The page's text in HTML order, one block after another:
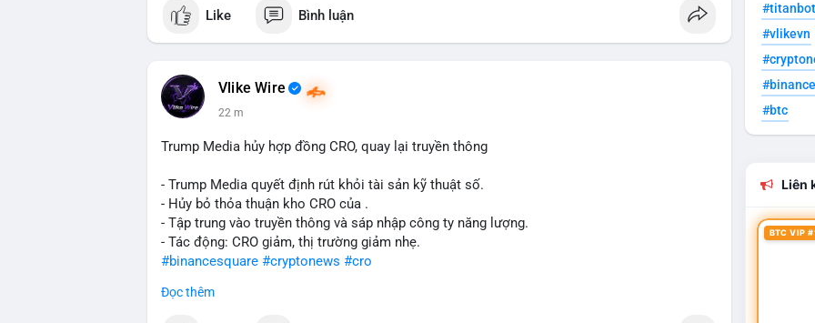
#vlikevn #titanbot
Like Bình luận
Vlike Wire
22 m
Trump Media hủy hợp đồng CRO, quay lại truyền thông
- Trump Media quyết định rút khỏi tài sản kỹ thuật số.
- Hủy bỏ thỏa thuận kho CRO của .
- Tập trung vào truyền thông và sáp nhập công ty năng lượng.
- Tác động: CRO giảm, thị trường giảm nhẹ.
#binancesquare #cryptonews #cro
$cro
Đọc thêm
#titanbot
#vlikevn
#btc
Liên
BTC VIP